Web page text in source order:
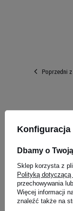
Poprzedni
- 6800g
Konfiguracja
Dbamy o
Sklep korzysta z
Polityką dotyczącą
przechowywania
Więcej informacji
znaleźć także na